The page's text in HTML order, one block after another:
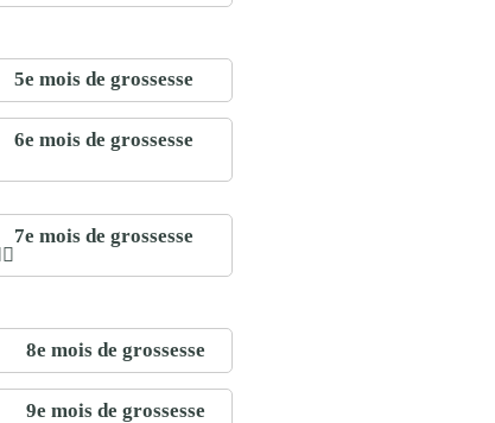
5e mois de grossesse
6e mois de grossesse
7e mois de grossesse
8e mois de grossesse
9e mois de grossesse